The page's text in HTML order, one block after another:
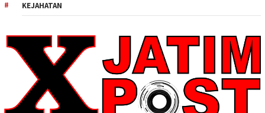
KEJAHATAN